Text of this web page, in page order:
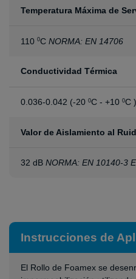
Temperatura Máxima de
1100CNORMA: EN 14706
Conductividad Térmica
0.036-0.042 (-200C - +100C
Valor de Aislamiento al
32 dBNORMA: EN 10140-3
Instrucciones de
El Rollo de Foamex se